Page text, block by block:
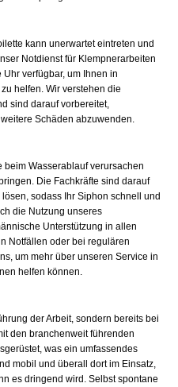
kann unerwartet eintreten und
Notdienst für Klempnerarbeiten
verfügbar, um Ihnen in
helfen. Wir verstehen die
sind darauf vorbereitet,
Schäden abzuwenden.
beim Wasserablauf verursachen
Die Fachkräfte sind darauf
sodass Ihr Siphon schnell und
die Nutzung unseres
Unterstützung in allen
Notfällen oder bei regulären
um mehr über unseren Service in
helfen können.
der Arbeit, sondern bereits bei
den branchenweit führenden
was ein umfassendes
mobil und überall dort im Einsatz,
es dringend wird. Selbst spontane